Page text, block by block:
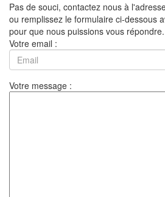
Pas de souci, contactez nous à
ou remplissez le formulaire ci-dessous
pour que nous puissions vous répondre.
Votre email :
Votre message :